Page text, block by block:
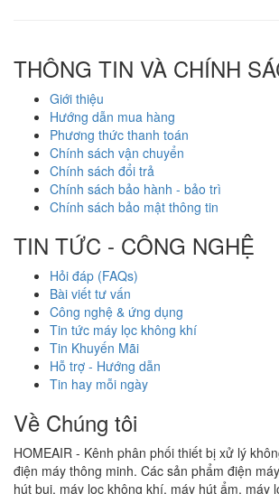
THÔNG TIN VÀ CHÍNH
Giới thiệu
Hướng dẫn mua hàng
Phương thức thanh toán
Chính sách vận chuyển
Chính sách đổi trả
Chính sách bảo hành - bảo trì
Chính sách bảo mật thông tin
TIN TỨC - CÔNG NGHỆ
Hỏi đáp (FAQs)
Bài viết tư vấn
Công nghệ & ứng dụng
Tin tức máy lọc không khí
Tin Khuyến Mãi
Hỗ trợ - Hướng dẫn
Tin hay mỗi ngày
Về Chúng tôi
HOMEAIR - Kênh phân phối thiết bị xử lý
điện máy thông minh. Các sản phẩm điện
hút bụi, máy lọc không khí, máy hút ẩm, máy